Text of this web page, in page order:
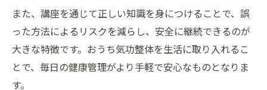
また、講座を通じて正しい知識を身につけることで、誤
った方法によるリスクを減らし、安全に継続できるのが
大きな特徴です。おうち気功整体を生活に取り入れるこ
とで、毎日の健康管理がより手軽で安心なものとなりま
す。